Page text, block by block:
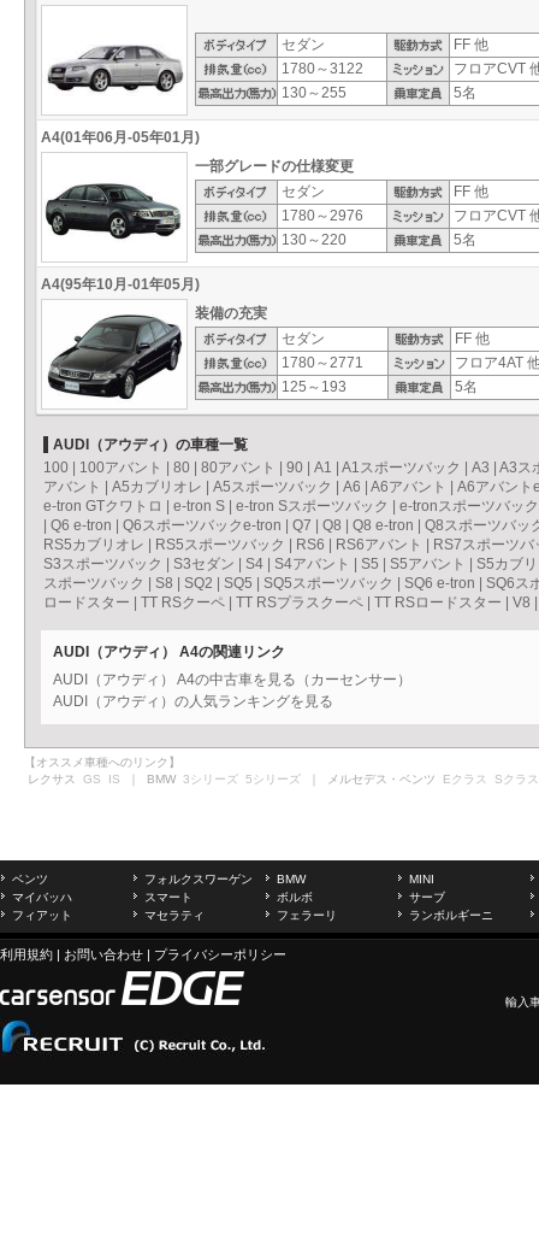
セダン
FF 他
1780～3122
フロアCVT
130～255
5名
A4(01年06月-05年01月)
一部グレードの仕様変更
セダン
FF 他
1780～2976
フロアCVT
130～220
5名
A4(95年10月-01年05月)
装備の充実
セダン
FF 他
1780～2771
フロア4AT
125～193
5名
AUDI（アウディ）の車種一覧
100
100アバント 80 80アバント 90 A1 A1スポーツバック A3
A3ス
アバント
A5カブリオレ A5スポーツバック A6 A6アバント
A6アバント
e-tron GTクワトロ
e-tron S e-tron Sスポーツバック
e-tronスポーツバック
Q6 e-tron Q6スポーツバックe-tron Q7 Q8 Q8 e-tron
Q8スポーツバッ
RS5カブリオレ
RS5スポーツバック RS6 RS6アバント
RS7スポーツバ
S3スポーツバック
S3セダン S4 S4アバント S5 S5アバント
S5カブ
スポーツバック
S8 SQ2 SQ5 SQ5スポーツバック SQ6 e-tron
SQ6ス
ロードスター
TT RSクーペ TT RSプラスクーペ TT RSロードスター V8
AUDI（アウディ） A4の関連リンク
AUDI（アウディ） A4の中古車を見る（カーセンサー）
AUDI（アウディ）の人気ランキングを見る
【オススメ車種へのリンク】
レクサス GS IS ｜ BMW 3シリーズ 5シリーズ ｜ メルセデス・ベンツ Eクラス Sクラス
ベンツ フォルクスワーゲン BMW
MINI
マイバッハ
スマート ボルボ
サーブ
フィアット
マセラティ フェラーリ ランボルギーニ
利用規約 | お問い合わせ | プライバシーポリシー
輸入